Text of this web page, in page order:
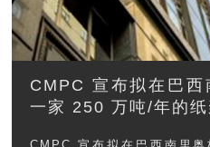
CMPC 宣布拟在巴西
一家 250 万吨/年的纸